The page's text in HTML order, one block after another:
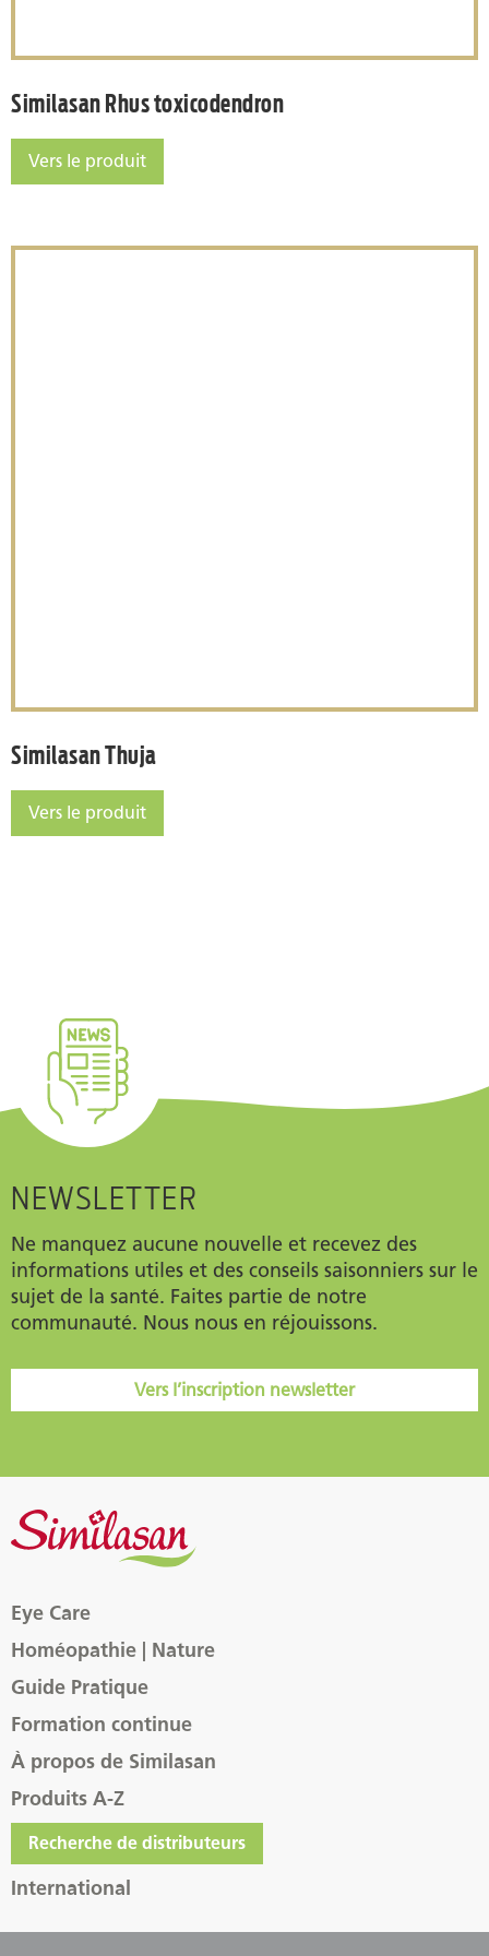
Similasan Rhus toxicodendron
Similasan Rhus toxicodendron
Vers le produit
Similasan Thuja
Similasan Thuja
Vers le produit
NEWSLETTER
Ne manquez aucune nouvelle et recevez des
informations utiles et des conseils saisonniers sur le
sujet de la santé. Faites partie de notre
communauté. Nous nous en réjouissons.
Vers l’inscription newsletter
Eye Care
Homéopathie | Nature
Guide Pratique
Formation continue
À propos de Similasan
Produits A-Z
Recherche de distributeurs
International